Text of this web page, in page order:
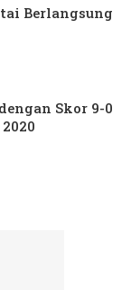
Berlangsung
Skor 9-0